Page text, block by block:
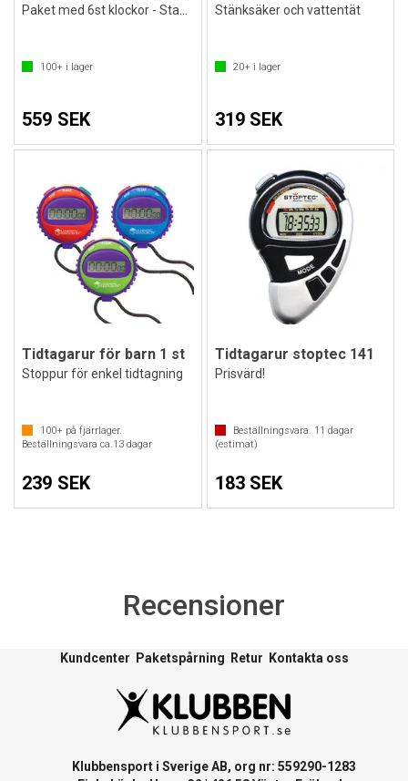
100+ i lager
559 SEK
Stänksäker och vattentät
20+i lager
319 SEK
Tidtagarur för barn 1 st
Stoppur för enkel tidtagning
100+ på fjärrlager.
Beställningsvara ca.13 dagar
239 SEK
Tidtagarur stoptec 141
Prisvärd!
Beställningsvara. 11 dagar
(estimat)
183 SEK
Recensioner
Kundcenter Paketspårning Retur Kontakta oss
Klubbensport i Sverige AB, org nr: 559290-1283